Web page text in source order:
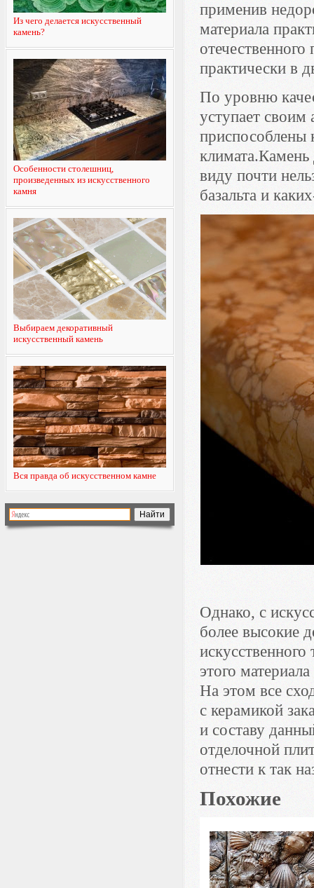
Из чего делается искусственный
камень?
Особенности столешниц,
произведенных из искусственного
камня
Выбираем декоративный
искусственный камень
Вся правда об искусственном камне
применив
материала
практически в
По уровню
уступает
приспособлены
виду почти
базальта и
Однако, с
более высокие
этого
На этом все
с керамикой
и составу
отделочной
отнести к так
Похожие